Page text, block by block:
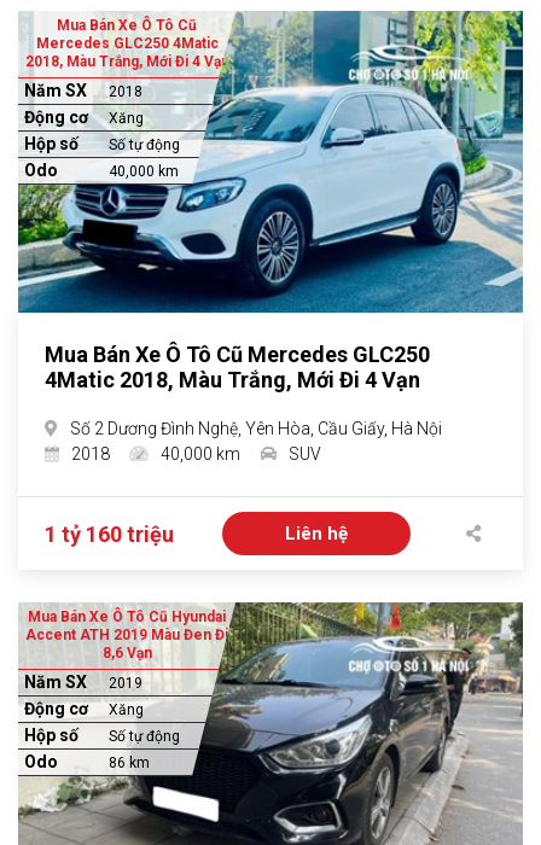
Mua Bán Xe Ô Tô Cũ
Mercedes GLC250 4Matic
2018, Màu Trắng, Mới Đi 4 Vạn
Năm SX 2018
Động cơ Xăng
Hộp số Số tự động
Odo 40,000 km
Mua Bán Xe Ô Tô Cũ Mercedes GLC250
4Matic 2018, Màu Trắng, Mới Đi 4 Vạn
Số 2 Dương Đình Nghệ, Yên Hòa, Cầu Giấy, Hà Nội
2018
40,000 km SUV
1 tỷ 160 triệu Liên hệ
Mua Bán Xe Ô Tô Cũ Hyundai
Accent ATH 2019 Màu Đen Đi
8,6 Vạn
Năm SX 2019
Động cơ Xăng
Hộp số Số tự động
Odo 86 km